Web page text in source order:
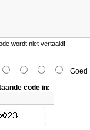
wordt niet vertaald!
Goed
code in: